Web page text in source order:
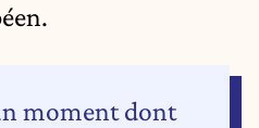
moment dont